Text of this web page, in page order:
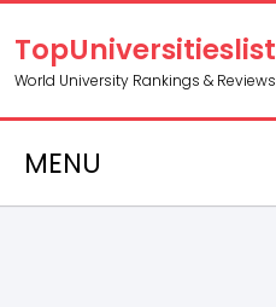
TopUniversitieslist
World University Rankings & Reviews
MENU